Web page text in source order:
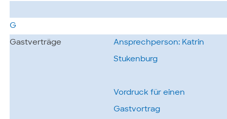
G
Gastverträge Ansprechperson: Katrin
Stukenburg
Vordruck für einen
Gastvortrag